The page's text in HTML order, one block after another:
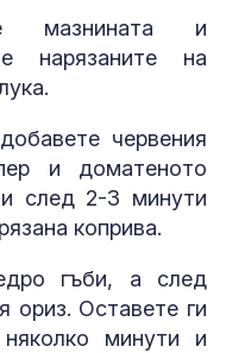
мазнината и
нарязаните на
червения
и доматеното
след 2-3 минути
коприва.
гъби, а след
ориз. Оставете ги
минути и